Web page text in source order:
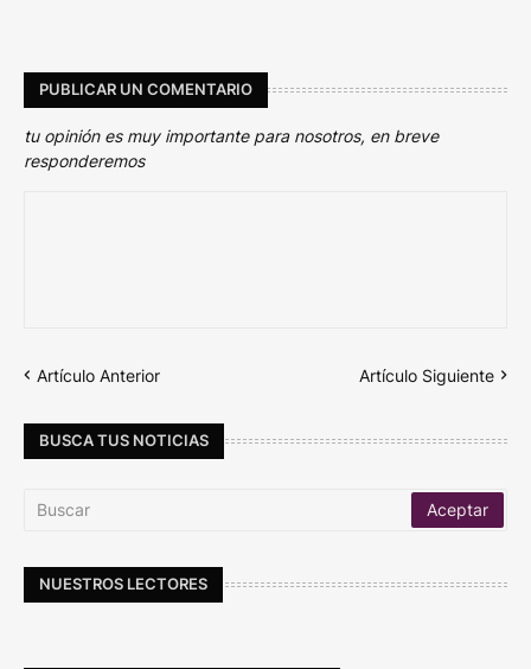
PUBLICAR UN COMENTARIO
tu opinión es muy importante para nosotros, en breve
responderemos
Artículo Anterior Artículo Siguiente
BUSCA TUS NOTICIAS
NUESTROS LECTORES